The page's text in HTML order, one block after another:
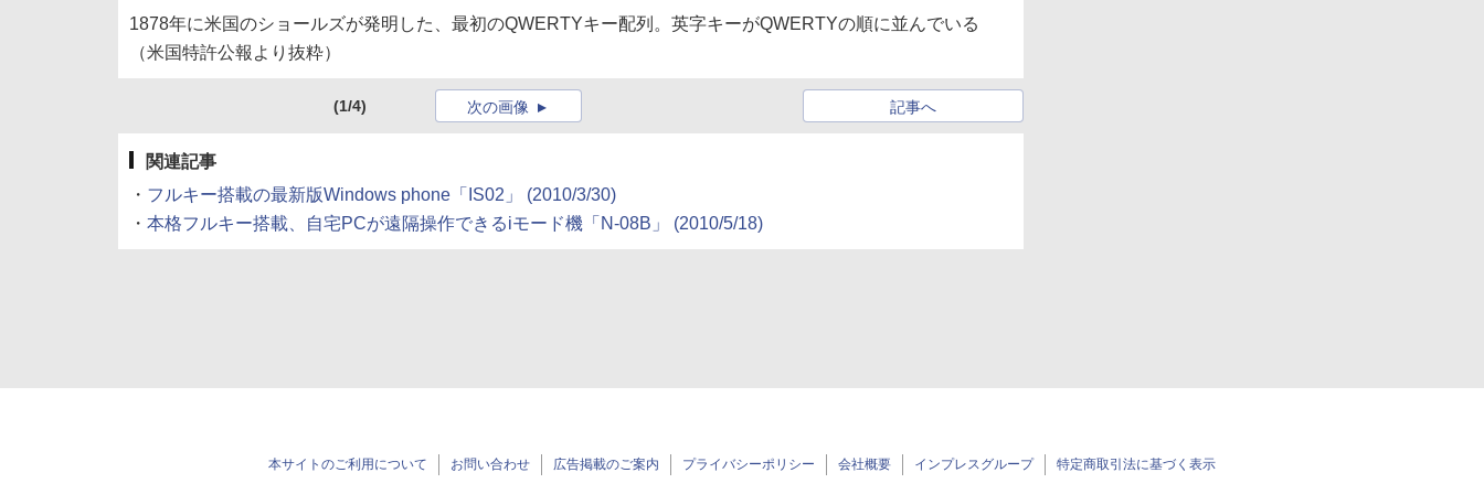
1878年に米国のショールズが発明した、最初のQWERTYキー配列。英字キーがQWERTYの順に並んでいる
（米国特許公報より抜粋）
(1/4) 記事へ
次の画像
関連記事
・ フルキー搭載の最新版Windows phone「IS02」
(2010/3/30)
・ 本格フルキー搭載、自宅PCが遠隔操作できるiモード機「N-08B」 (2010/5/18)
本サイトのご利用について お問い合わせ 広告掲載のご案内 プライバシーポリシー 会社概要 インプレスグループ 特定商取引法に基づく表示